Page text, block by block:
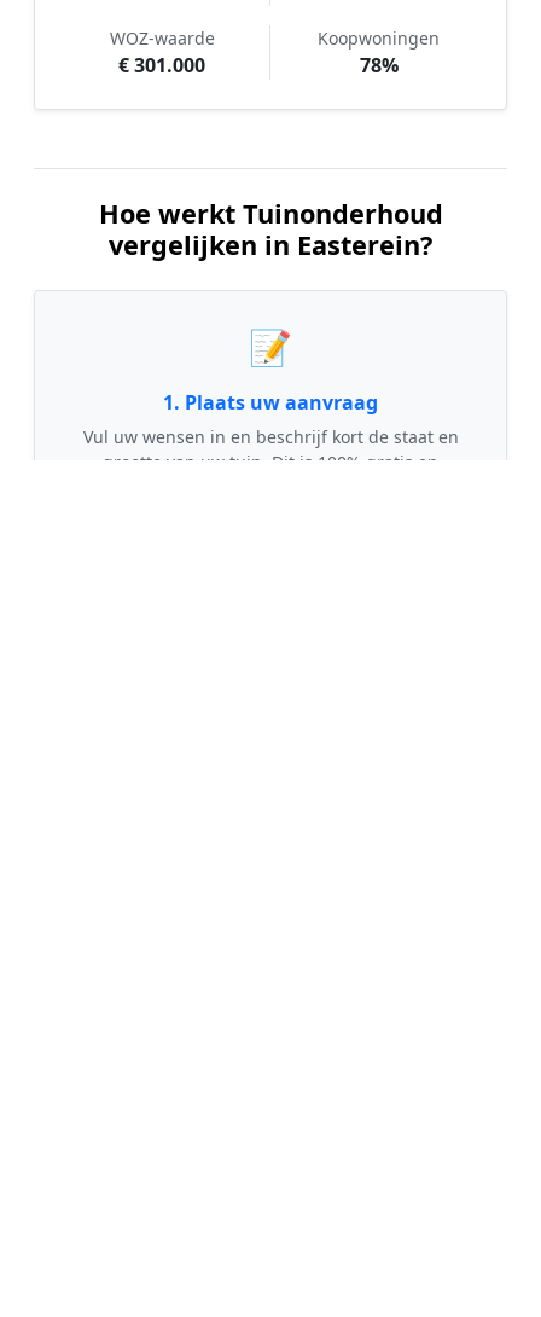
WOZ-waarde
€ 301.000
Koopwoningen
78%
Hoe werkt Tuinonderhoud
vergelijken in Easterein?
📝
1. Plaats uw aanvraag
Vul uw wensen in en beschrijf kort de staat en
grootte van uw tuin. Dit is 100% gratis en